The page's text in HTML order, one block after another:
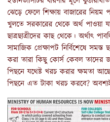
ঝেড়ে ফেলে শিক্ষায় বাজারের নিয়ম
খুলতে সরকারের থেকে অর্থ পাওয়া
ছাত্রছাত্রীদের কাছ থেকে। অর্থাৎ
সামাজিক প্রেক্ষাপট নির্বিশেষে সমস্ত
করা তারা কিছু কোর্স কেবল তাদের
পিছনে যথেষ্ট খরচ করার ক্ষমতা
পিছনে এত টাকা খরচ করবে?